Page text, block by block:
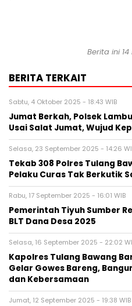
Berita ini
BERITA TERKAIT
Sabtu, 4 Oktober 2025 - 18:43 WIB
Jumat Berkah, Polsek
Usai Salat Jumat, Wujud
Selasa, 23 September 2025 - 14:26
Tekab 308 Polres Tulang
Pelaku Curas Tak Berkutik
Rabu, 17 September 2025 - 16:01 WIB
Pemerintah Tiyuh Sumber
BLT Dana Desa 2025
Selasa, 16 September 2025 - 22:02
Kapolres Tulang Bawang
Gelar Gowes Bareng,
dan Kebersamaan
Jumat, 12 September 2025 - 19:38 WIB